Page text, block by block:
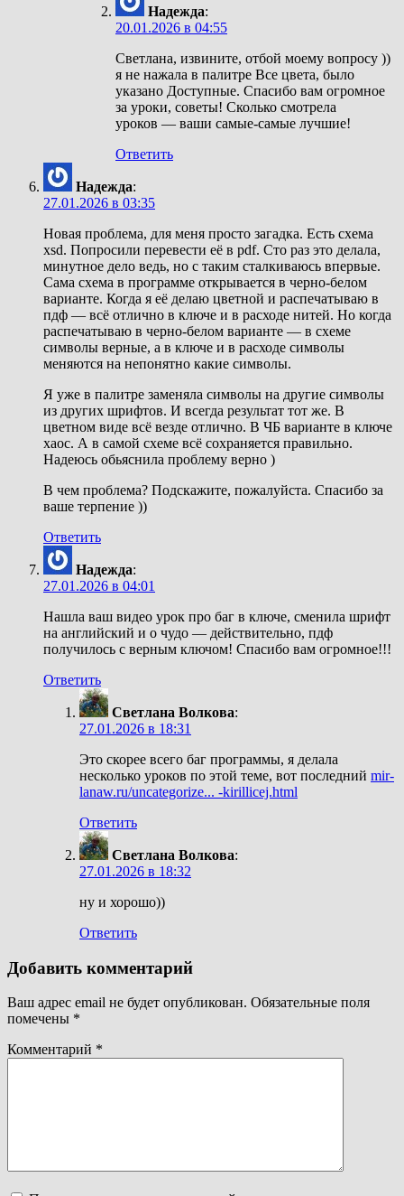
Надежда:
20.01.2026 в 04:55
Светлана, извините, отбой моему вопросу ))
я не нажала в палитре Все цвета, было
указано Доступные. Спасибо вам огромное
за уроки, советы! Сколько смотрела
уроков — ваши самые-самые лучшие!
Ответить
Надежда:
27.01.2026 в 03:35
Новая проблема, для меня просто загадка. Есть схема
xsd. Попросили перевести её в pdf. Сто раз это делала,
минутное дело ведь, но с таким сталкиваюсь впервые.
Сама схема в программе открывается в черно-белом
варианте. Когда я её делаю цветной и распечатываю в
пдф — всё отлично в ключе и в расходе нитей. Но когда
распечатываю в черно-белом варианте — в схеме
символы верные, а в ключе и в расходе символы
меняются на непонятно какие символы.
Я уже в палитре заменяла символы на другие символы
из других шрифтов. И всегда результат тот же. В
цветном виде всё везде отлично. В ЧБ варианте в ключе
хаос. А в самой схеме всё сохраняется правильно.
Надеюсь обьяснила проблему верно )
В чем проблема? Подскажите, пожалуйста. Спасибо за
ваше терпение ))
Ответить
Надежда:
27.01.2026 в 04:01
Нашла ваш видео урок про баг в ключе, сменила шрифт
на английский и о чудо — действительно, пдф
получилось с верным ключом! Спасибо вам огромное!!!
Ответить
Светлана Волкова:
27.01.2026 в 18:31
Это скорее всего баг программы, я делала
несколько уроков по этой теме, вот последний mir-
lanaw.ru/uncategorize... -kirillicej.html
Ответить
Светлана Волкова:
27.01.2026 в 18:32
ну и хорошо))
Ответить
Добавить комментарий
Ваш адрес email не будет опубликован. Обязательные поля
помечены *
Комментарий *